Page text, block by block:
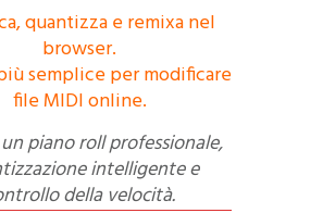
quantizza e remixa nel
browser.
semplice per modificare
file MIDI online.
piano roll professionale,
intelligente e
della velocità.